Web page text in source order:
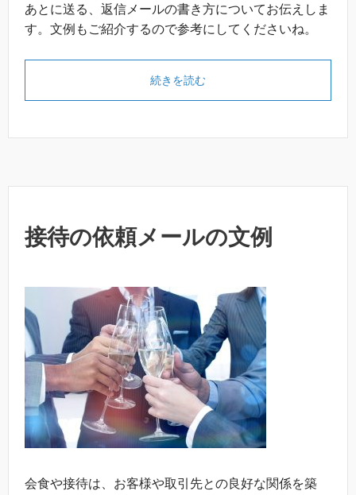
あとに送る、返信メールの書き方についてお伝えしま
す。文例もご紹介するので参考にしてくださいね。
続きを読む
接待の依頼メールの文例
会食や接待は、お客様や取引先との良好な関係を築